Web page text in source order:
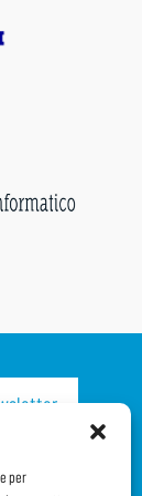
per
PAGINA!